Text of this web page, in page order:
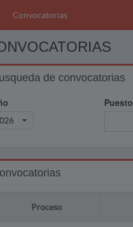
Convocatorias
de convocatorias
Puesto
Proceso